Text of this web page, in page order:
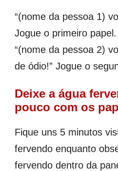
“(nome da pessoa 1)
Jogue o primeiro papel.
“(nome da pessoa 2)
de ódio!” Jogue o
Deixe a água
pouco com os
Fique uns 5 minutos
fervendo enquanto
fervendo dentro da